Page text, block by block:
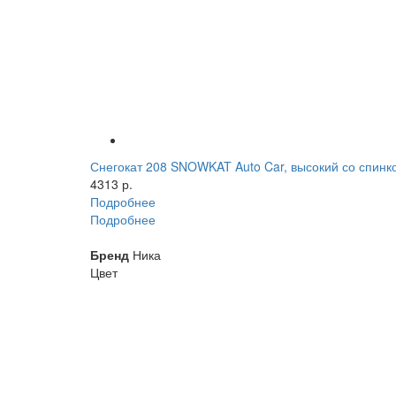
Снегокат 208 SNOWKAT Auto Car, высокий со
4313 р.
Подробнее
Подробнее
Бренд Ника
Цвет